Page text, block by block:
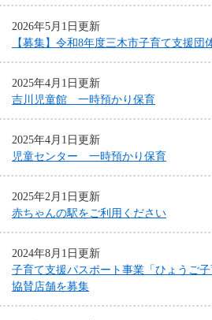
2026年5月1日更新
【募集】令和8年度三木市子育て支援団
2025年4月1日更新
吉川児童館 一時預かり保育
2025年4月1日更新
児童センター 一時預かり保育
2025年2月1日更新
赤ちゃんの駅をご利用ください
2024年8月1日更新
子育て支援パスポート事業「ひょうご
協賛店舗を募集